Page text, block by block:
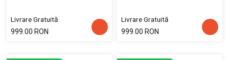
Livrare Gratuită
999.00 RON
Livrare Gratuită
999.00 RON